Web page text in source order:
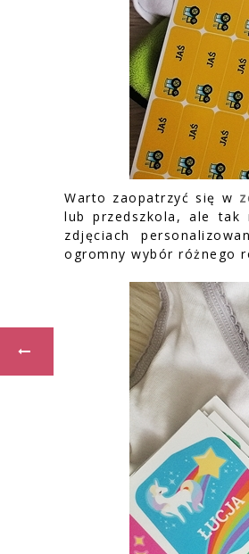
Warto zaopatrzyć się w
lub przedszkola, ale tak
zdjęciach
ogromny wybór różnego